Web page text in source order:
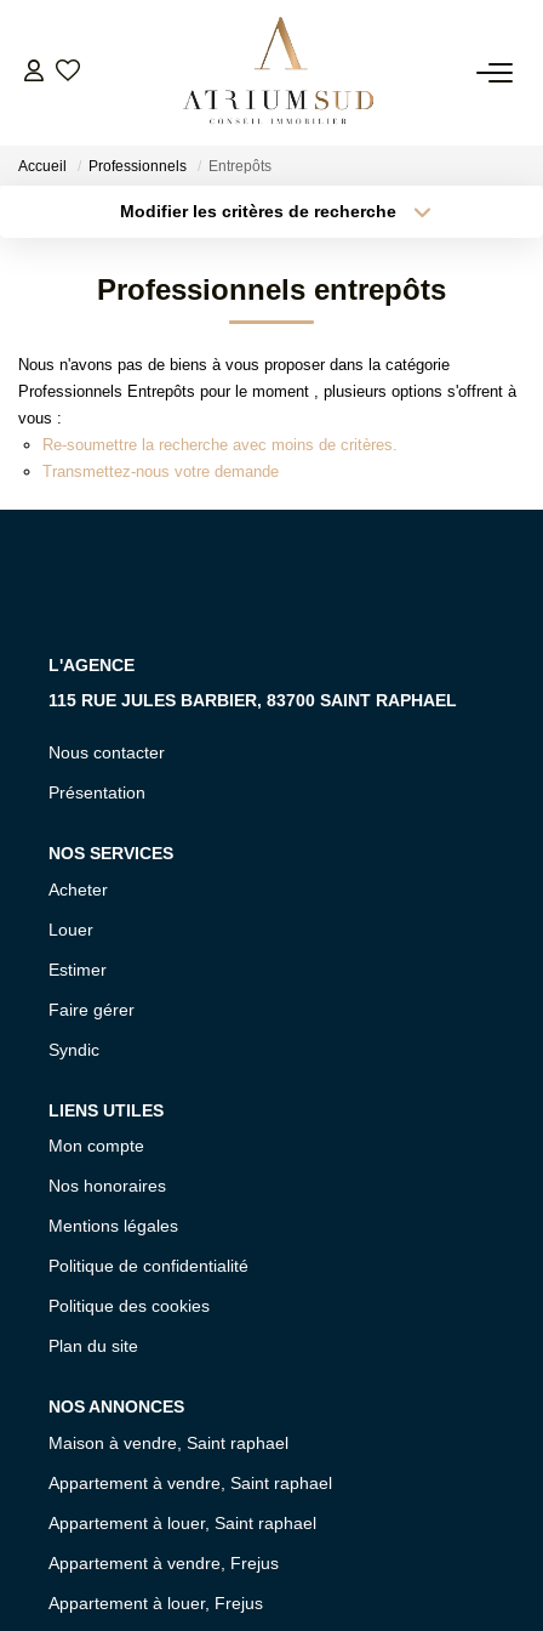
TRANSACTION
Accueil Professionnels Entrepôts
Modifier les critères de recherche
Type de bien
Budget max Plus de critères
Professionnels entrepôts
Nous n'avons pas de biens à vous proposer dans la catégorie
Professionnels Entrepôts pour le moment , plusieurs options s'offrent à
vous :
Re-soumettre la recherche avec moins de critères.
Transmettez-nous votre demande
L'AGENCE
115 RUE JULES BARBIER, 83700 SAINT RAPHAEL
Nous contacter
Présentation
NOS SERVICES
Acheter
Louer
Estimer
Faire gérer
Syndic
LIENS UTILES
Mon compte
Nos honoraires
Mentions légales
Politique de confidentialité
Politique des cookies
Plan du site
NOS ANNONCES
Maison à vendre, Saint raphael
Appartement à vendre, Saint raphael
Appartement à louer, Saint raphael
Appartement à vendre, Frejus
Appartement à louer, Frejus